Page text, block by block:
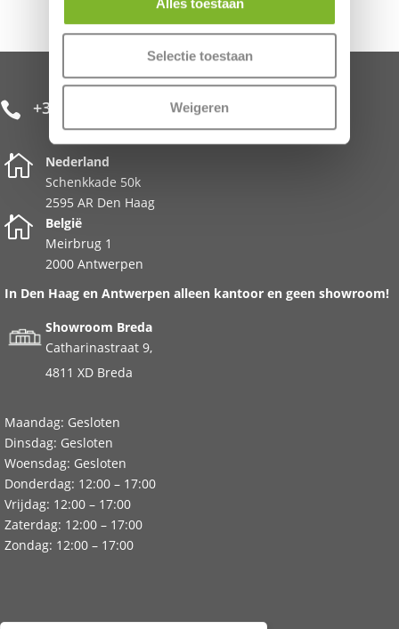
Alles toestaan
Selectie toestaan
Weigeren
 +31 85 482 0020

Nederland
Schenkkade 50k
2595 AR Den Haag

België
Meirbrug 1
2000 Antwerpen
In Den Haag en Antwerpen alleen kantoor en geen showroom!
Showroom Breda
Catharinastraat 9,
4811 XD Breda
Maandag: Gesloten
Dinsdag: Gesloten
Woensdag: Gesloten
Donderdag: 12:00 – 17:00
Vrijdag: 12:00 – 17:00
Zaterdag: 12:00 – 17:00
Zondag: 12:00 – 17:00